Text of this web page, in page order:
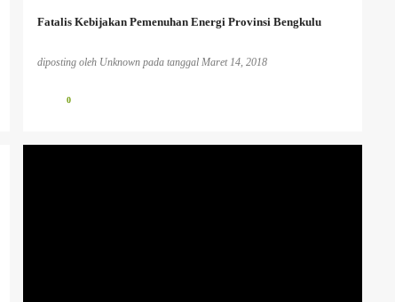
Fatalis Kebijakan Pemenuhan Energi Provinsi Bengkulu
diposting oleh Unknown pada tanggal Maret 14, 2018
0